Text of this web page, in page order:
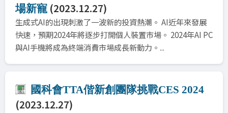
場新寵(2023.12.27)
生成式AI的出現刺激了一波新的投資熱潮。 AI近年來發展
快速，預期2024年將逐步打開個人裝置市場。 2024年AI PC
與AI手機將成為終端消費市場成長新動力。...
國科會TTA偕新創團隊挑戰CES 2024
(2023.12.27)